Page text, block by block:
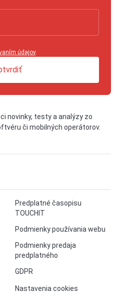
údajov.
novinky, testy a analýzy zo
či mobilných operátorov.
Predplatné časopisu
TOUCHIT
Podmienky používania webu
Podmienky predaja
predplatného
GDPR
Nastavenia cookies